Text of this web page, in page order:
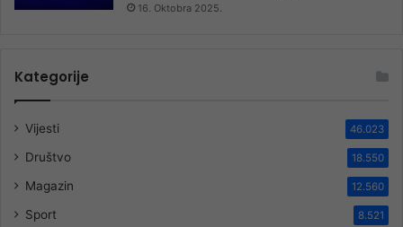
16. Oktobra 2025.
Kategorije
Vijesti 46.023
Društvo 18.550
Magazin 12.560
Sport 8.521